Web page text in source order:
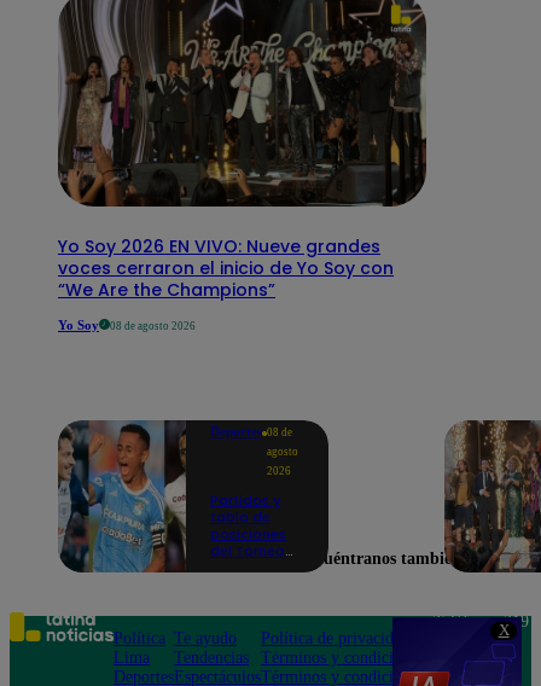
X
Yo Soy 2026 EN VIVO: Nueve grandes
voces cerraron el inicio de Yo Soy con
“We Are the Champions”
Yo Soy 08 de agosto 2026
Deportes 08 de
agosto
2026
Partidos y
tabla de
posiciones
del Torneo
en la fecha 4
Encuéntranos también en
Política
Lima
Deportes
Te ayudo
Tendencias
Espectáculos
Política de privacidad
Términos y condiciones
Términos y condiciones
Teléfono: 219
Av. San
Felipe 968